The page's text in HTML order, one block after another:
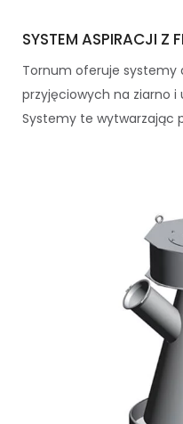
SYSTEM ASPIRACJI Z
Tornum oferuje systemy
przyjęciowych na ziarno
Systemy te wytwarzając